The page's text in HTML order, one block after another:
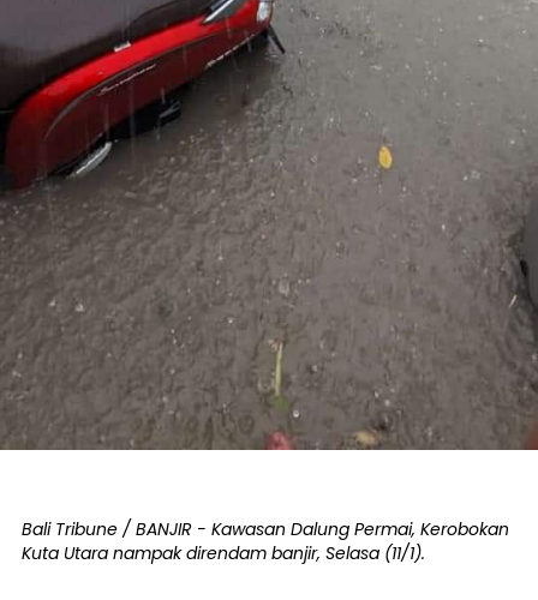
Bali Tribune / BANJIR - Kawasan Dalung Permai, Kerobokan
Kuta Utara nampak direndam banjir, Selasa (11/1).